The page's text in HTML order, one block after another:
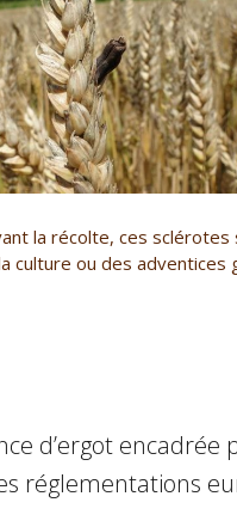
la récolte, ces sclérotes
culture ou des adventices
d’ergot encadrée
réglementations